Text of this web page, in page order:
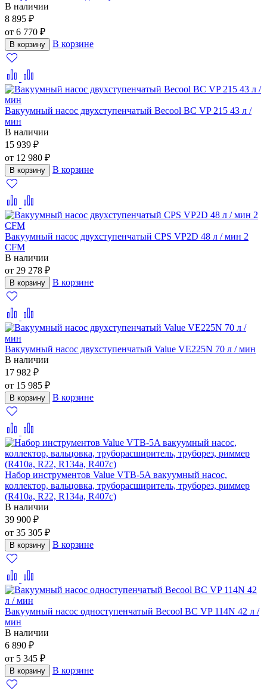
В наличии
8 895 ₽
от 6 770 ₽
В корзину В корзине
Вакуумный насос двухступенчатый Becool BC VP 215 43 л /
мин
В наличии
15 939 ₽
от 12 980 ₽
В корзину В корзине
Вакуумный насос двухступенчатый CPS VP2D 48 л / мин 2
CFM
В наличии
от 29 278 ₽
В корзину В корзине
Вакуумный насос двухступенчатый Value VE225N 70 л / мин
В наличии
17 982 ₽
от 15 985 ₽
В корзину В корзине
Набор инструментов Value VTB-5A вакуумный насос,
коллектор, вальцовка, труборасширитель, труборез, риммер
(R410a, R22, R134а, R407с)
В наличии
39 900 ₽
от 35 305 ₽
В корзину В корзине
Вакуумный насос одноступенчатый Becool BC VP 114N 42 л /
мин
В наличии
6 890 ₽
от 5 345 ₽
В корзину В корзине